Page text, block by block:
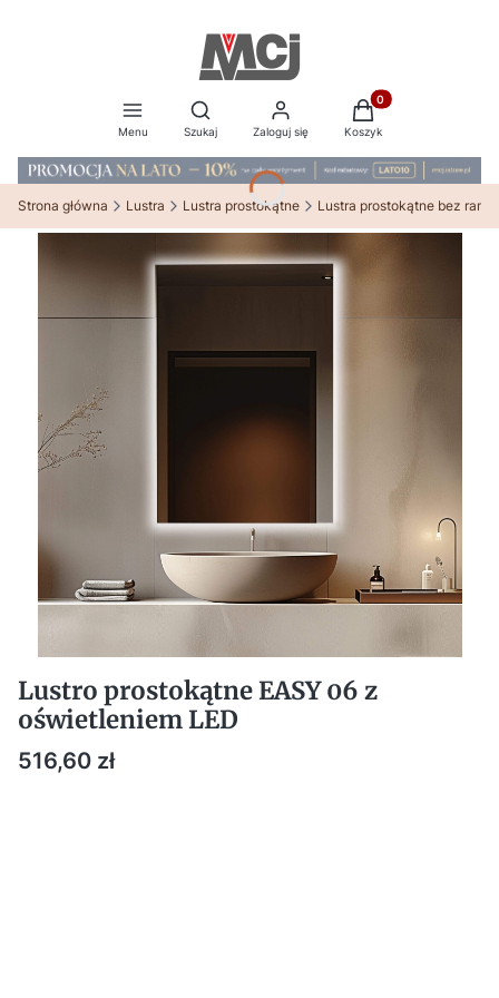
Menu
Otwórz wyszukiwarkę
Szukaj Zaloguj się
Produkty w
Koszyk
Strona główna Lustra Lustra prostokątne Lustra prostokątne bez ramy
Lustro prostokątne EASY 06 z
oświetleniem LED
Cena
516,60 zł